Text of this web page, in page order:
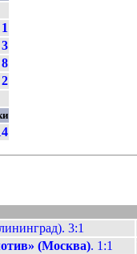
1
3
8
2
3:1
(Москва). 1:1